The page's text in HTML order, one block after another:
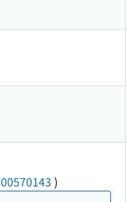
00570143 )